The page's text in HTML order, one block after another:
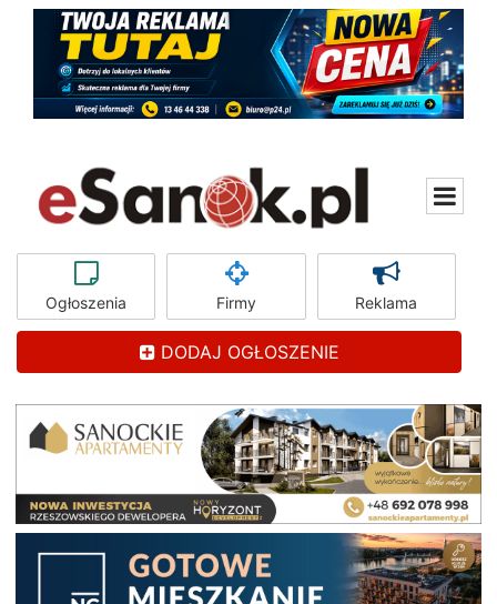
Ogłoszenia Firmy Reklama
DODAJ OGŁOSZENIE